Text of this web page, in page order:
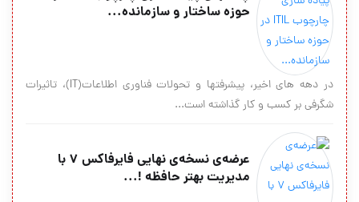
حوزه ساختار و سازمانده...
در دهه های اخیر، پیشرفت­ها و تحولات فناوری اطلاعات(IT)، تاثیرات
شگرفی بر کسب و کار گذاشته است...
عرضه‌ی نسخه‌ی نهایی فایرفاکس ۷ با
مدیریت بهتر حافظه !...